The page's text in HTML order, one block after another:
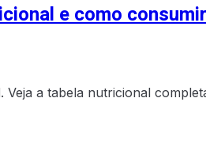
e como
Veja a tabela nutricional